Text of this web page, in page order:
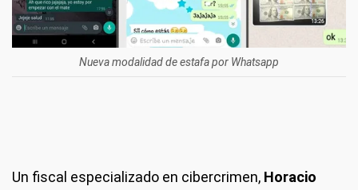
Nueva modalidad de estafa por Whatsapp
Un fiscal especializado en cibercrimen, Horacio